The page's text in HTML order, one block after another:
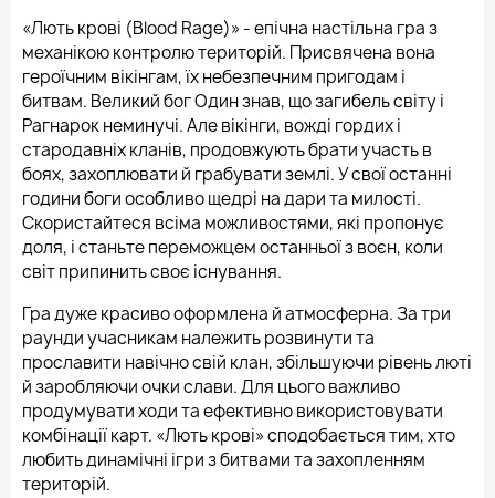
«Лють крові (Blood Rage)» - епічна настільна гра з
механікою контролю територій. Присвячена вона
героїчним вікінгам, їх небезпечним пригодам і
битвам. Великий бог Один знав, що загибель світу і
Рагнарок неминучі. Але вікінги, вожді гордих і
стародавніх кланів, продовжують брати участь в
боях, захоплювати й грабувати землі. У свої останні
години боги особливо щедрі на дари та милості.
Скористайтеся всіма можливостями, які пропонує
доля, і станьте переможцем останньої з воєн, коли
світ припинить своє існування.
Гра дуже красиво оформлена й атмосферна. За три
раунди учасникам належить розвинути та
прославити навічно свій клан, збільшуючи рівень люті
й заробляючи очки слави. Для цього важливо
продумувати ходи та ефективно використовувати
комбінації карт. «Лють крові» сподобається тим, хто
любить динамічні ігри з битвами та захопленням
територій.